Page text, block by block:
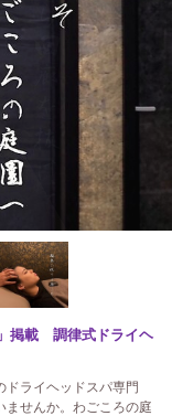
掲載 調律式ドライヘ
ドライヘッドスパ専門
ませんか。わごころの庭